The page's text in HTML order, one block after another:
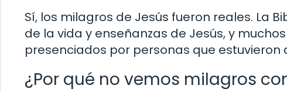
Sí, los milagros de Jesús fueron reales. La
de la vida y enseñanzas de Jesús, y
presenciados por personas que estuvieron
¿Por qué no vemos milagros